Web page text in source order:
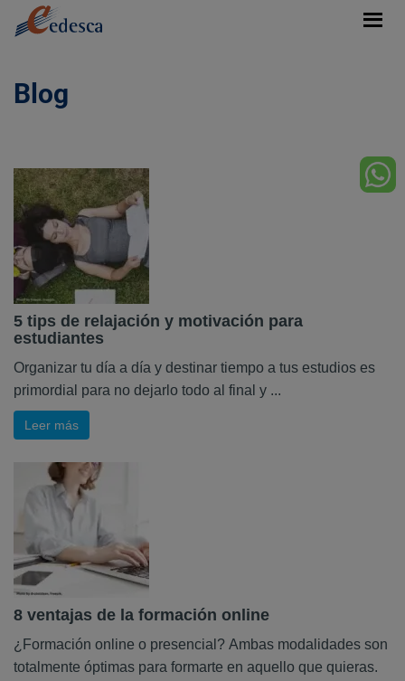
Blog
5 tips de relajación y motivación para
estudiantes
Organizar tu día a día y destinar tiempo a tus estudios es
primordial para no dejarlo todo al final y ...
Leer más
8 ventajas de la formación online
¿Formación online o presencial? Ambas modalidades son
totalmente óptimas para formarte en aquello que quieras.